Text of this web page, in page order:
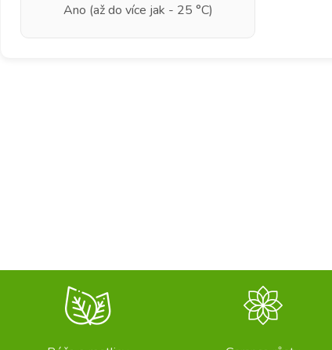
Ano (až do více jak - 25 °C)